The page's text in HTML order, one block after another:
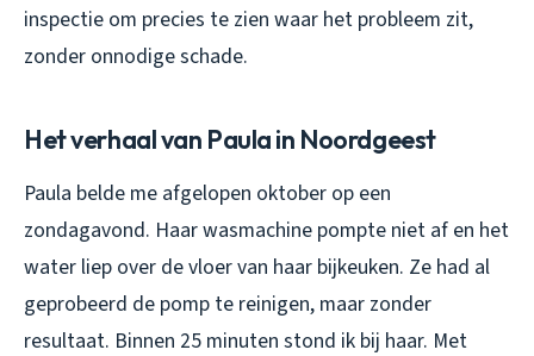
inspectie om precies te zien waar het probleem zit,
zonder onnodige schade.
Het verhaal van Paula in Noordgeest
Paula belde me afgelopen oktober op een
zondagavond. Haar wasmachine pompte niet af en het
water liep over de vloer van haar bijkeuken. Ze had al
geprobeerd de pomp te reinigen, maar zonder
resultaat. Binnen 25 minuten stond ik bij haar. Met